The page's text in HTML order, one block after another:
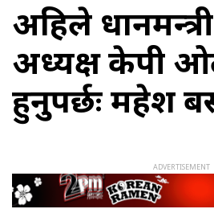
अहिले
अध्यक्ष केपी
हुनुपर्छः महेश